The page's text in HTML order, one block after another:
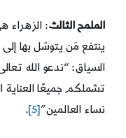
الملمح الثالث: الزهراء
ينتفع مَن يتوسّل بها
السياق: “ندعو الله
تشملكم جميعًا العناية
نساء العالمين”[5]
.